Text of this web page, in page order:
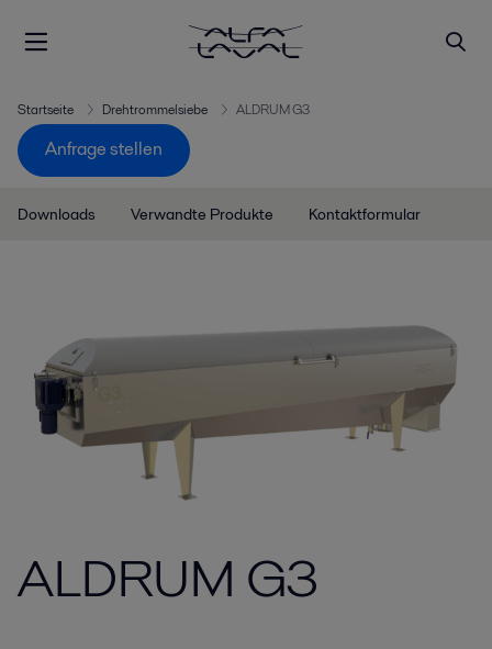
Startseite Drehtrommelsiebe ALDRUM G3
Anfrage stellen
Downloads Verwandte Produkte Kontaktformular
ALDRUM G3